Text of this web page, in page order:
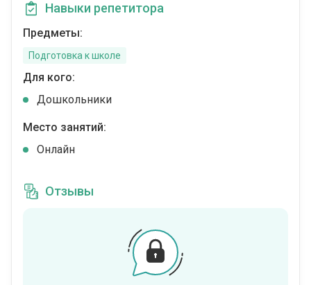
Навыки репетитора
Предметы:
Подготовка к школе
Для кого:
Дошкольники
Место занятий:
Онлайн
Отзывы